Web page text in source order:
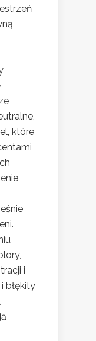
które
i
błękity